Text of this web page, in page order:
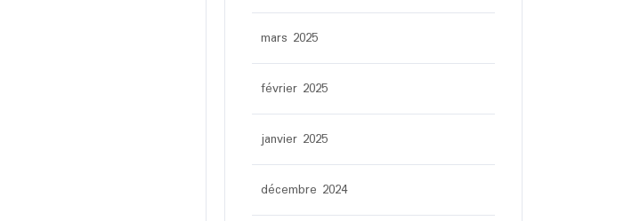
mars 2025
février 2025
janvier 2025
décembre 2024